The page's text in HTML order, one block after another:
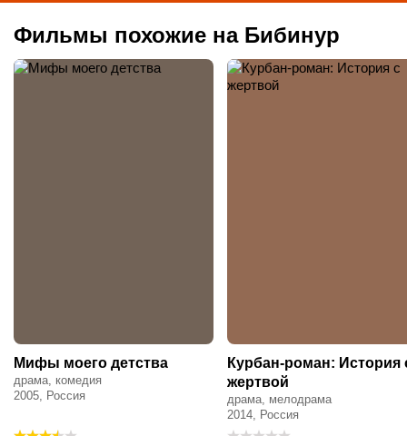
Фильмы похожие на Бибинур
Мифы моего детства
драма, комедия
2005, Россия
Курбан-роман: История
жертвой
драма, мелодрама
2014, Россия